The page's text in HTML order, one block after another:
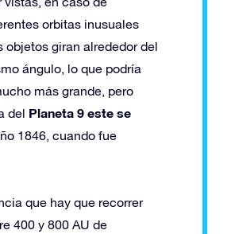
orbitas inusuales
objetos giran alrededor del
ángulo, lo que podría
más grande, pero
del Planeta 9 este se
1846, cuando fue
que hay que recorrer
400 y 800 AU de